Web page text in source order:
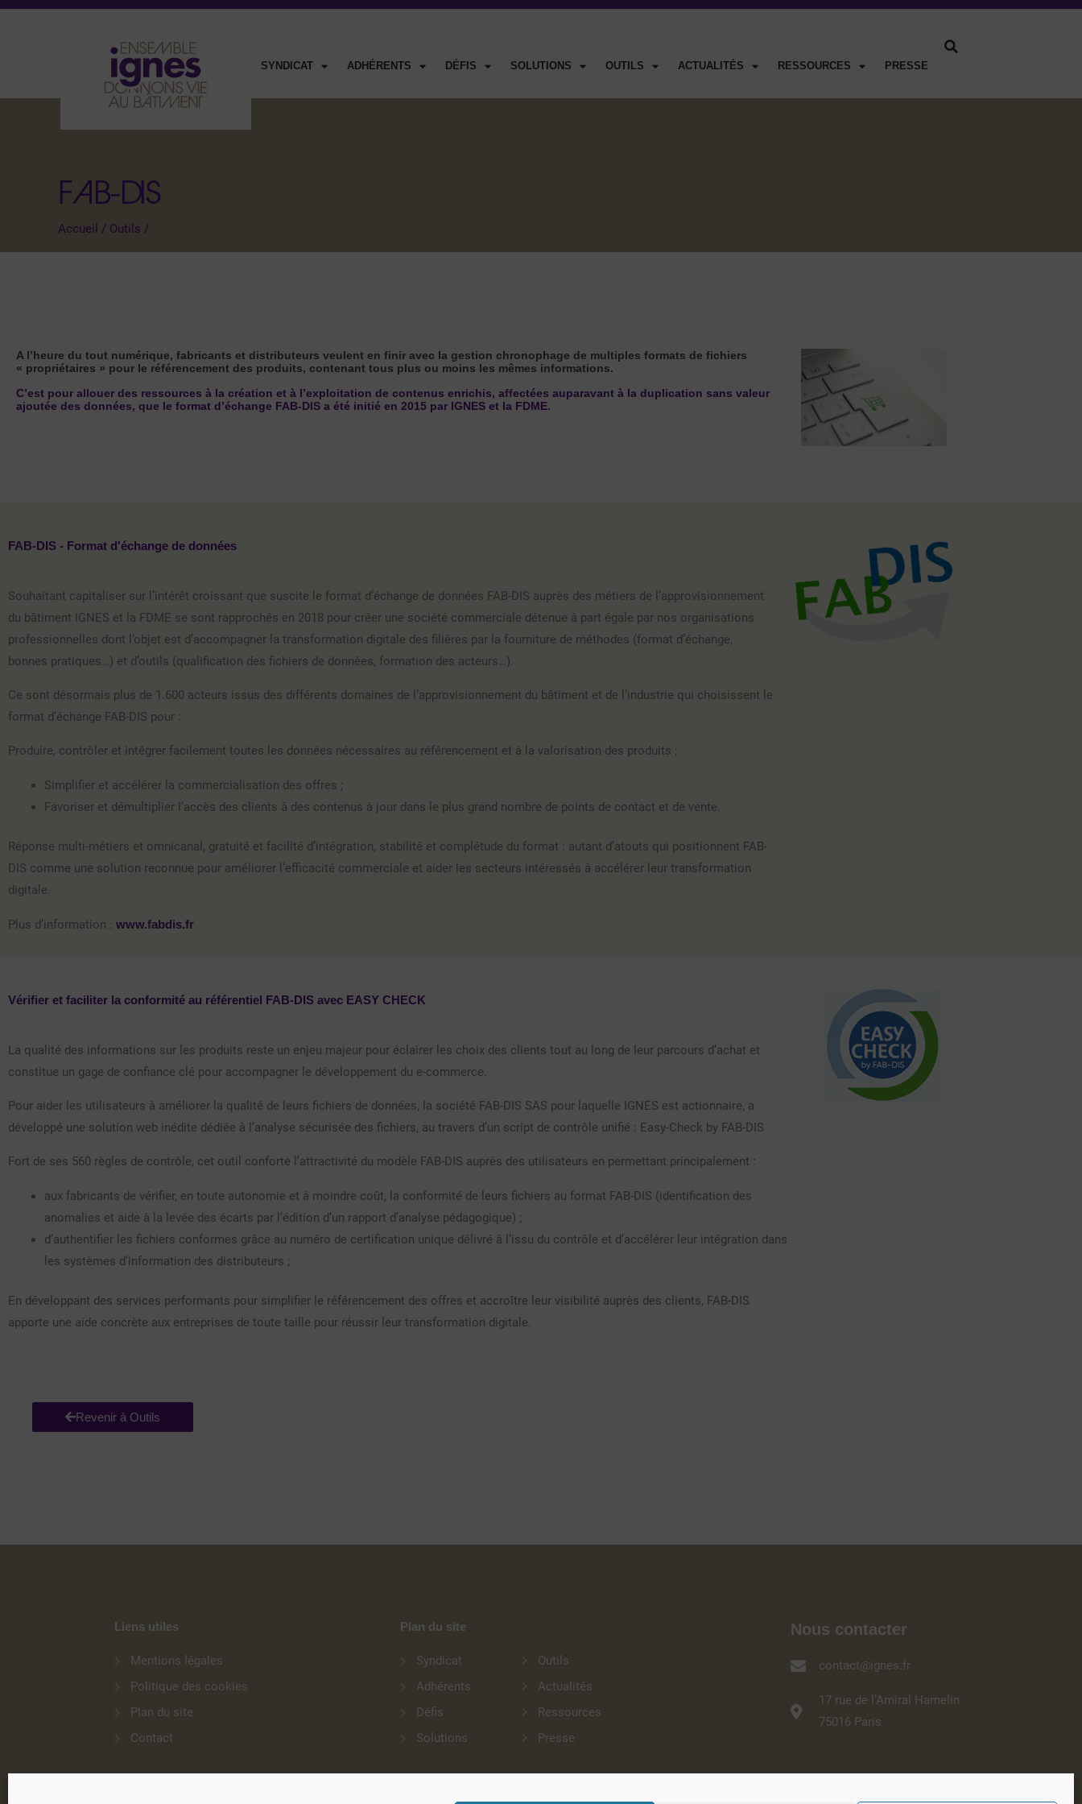
SYNDICAT ADHÉRENTS DÉFIS SOLUTIONS OUTILS ACTUALITÉS RESSOURCES PRESSE
FAB-DIS
Accueil / Outils /
A l’heure du tout numérique, fabricants et distributeurs veulent en finir avec la gestion chronophage de multiples formats de fichiers
« propriétaires » pour le référencement des produits, contenant tous plus ou moins les mêmes informations.
C’est pour allouer des ressources à la création et à l’exploitation de contenus enrichis, affectées auparavant à la duplication sans valeur
ajoutée des données, que le format d’échange FAB-DIS a été initié en 2015 par IGNES et la FDME.
FAB-DIS - Format d'échange de données
Souhaitant capitaliser sur l’intérêt croissant que suscite le format d’échange de données FAB-DIS auprès des métiers de l’approvisionnement
du bâtiment IGNES et la FDME se sont rapprochés en 2018 pour créer une société commerciale détenue à part égale par nos organisations
professionnelles dont l’objet est d’accompagner la transformation digitale des filières par la fourniture de méthodes (format d’échange,
bonnes pratiques…) et d’outils (qualification des fichiers de données, formation des acteurs…).
Ce sont désormais plus de 1.600 acteurs issus des différents domaines de l’approvisionnement du bâtiment et de l’industrie qui choisissent le
format d’échange FAB-DIS pour :
Produire, contrôler et intégrer facilement toutes les données nécessaires au référencement et à la valorisation des produits ;
Simplifier et accélérer la commercialisation des offres ;
Favoriser et démultiplier l’accès des clients à des contenus à jour dans le plus grand nombre de points de contact et de vente.
Réponse multi-métiers et omnicanal, gratuité et facilité d’intégration, stabilité et complétude du format : autant d’atouts qui positionnent FAB-
DIS comme une solution reconnue pour améliorer l’efficacité commerciale et aider les secteurs intéressés à accélérer leur transformation
digitale.
Plus d’information : www.fabdis.fr
Vérifier et faciliter la conformité au référentiel FAB-DIS avec EASY CHECK
La qualité des informations sur les produits reste un enjeu majeur pour éclairer les choix des clients tout au long de leur parcours d’achat et
constitue un gage de confiance clé pour accompagner le développement du e-commerce.
Pour aider les utilisateurs à améliorer la qualité de leurs fichiers de données, la société FAB-DIS SAS pour laquelle IGNES est actionnaire, a
développé une solution web inédite dédiée à l’analyse sécurisée des fichiers, au travers d’un script de contrôle unifié : Easy-Check by FAB-DIS
Fort de ses 560 règles de contrôle, cet outil conforte l’attractivité du modèle FAB-DIS auprès des utilisateurs en permettant principalement :
aux fabricants de vérifier, en toute autonomie et à moindre coût, la conformité de leurs fichiers au format FAB-DIS (identification des
anomalies et aide à la levée des écarts par l’édition d’un rapport d’analyse pédagogique) ;
d’authentifier les fichiers conformes grâce au numéro de certification unique délivré à l’issu du contrôle et d’accélérer leur intégration dans
les systèmes d’information des distributeurs ;
En développant des services performants pour simplifier le référencement des offres et accroître leur visibilité auprès des clients, FAB-DIS
apporte une aide concrète aux entreprises de toute taille pour réussir leur transformation digitale.
Revenir à Outils
Liens utiles
Mentions légales
Politique des cookies
Plan du site
Contact
Plan du site
Syndicat
Adhérents
Défis
Solutions
Outils
Actualités
Ressources
Presse
Nous contacter
contact@ignes.fr
17 rue de l’Amiral Hamelin
75016 Paris